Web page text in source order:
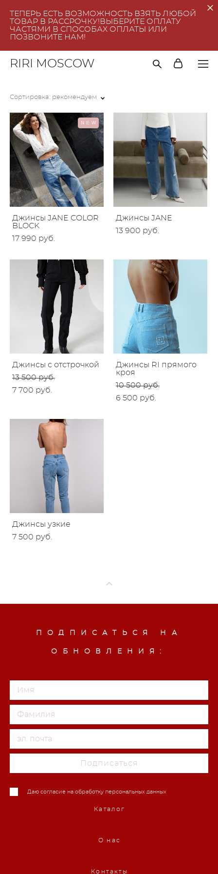
ТЕПЕРЬ ЕСТЬ ВОЗМОЖНОСТЬ ВЗЯТЬ ЛЮБОЙ
ТОВАР В РАССРОЧКУ!ВЫБЕРИТЕ ОПЛАТУ
ЧАСТЯМИ В СПОСОБАХ ОПЛАТЫ ИЛИ
ПОЗВОНИТЕ НАМ!
RIRI MOSCOW
Сортировка: рекомендуем
NEW
Джинсы JANE COLOR
BLOCK
17 990 pуб.
Джинсы JANE
13 900 pуб.
Джинсы с отстрочкой
13 500 pуб.
7 700 pуб.
Джинсы RI прямого
кроя
10 500 pуб.
6 500 pуб.
Джинсы узкие
7 500 pуб.
ПОДПИСАТЬСЯ НА
ОБНОВЛЕНИЯ:
Подписаться
Даю согласие на обработку персональных данных
Каталог
О нас
Контакты